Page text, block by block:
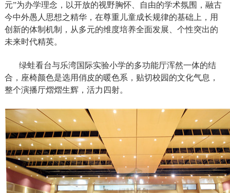
元”为办学理念，以开放的视野胸怀、自由的学术氛围，融古
今中外愚人思想之精华，在尊重儿童成长规律的基础上，用
创新的体制机制，从多元的维度培养全面发展、个性突出的
未来时代精英。
绿蛙看台与乐湾国际实验小学的多功能厅浑然一体的结
合，座椅颜色是选用俏皮的暖色系，贴切校园的文化气息，
整个演播厅熠熠生辉，活力四射。